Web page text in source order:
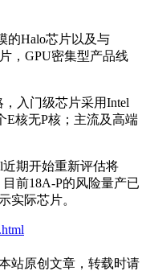
的Halo芯片以及与
，GPU密集型产品线
入门级芯片采用Intel
E核无P核；主流及高端
近期开始重新评估将
前18A-P的风险量产已
实际芯片。
站原创文章，转载时请